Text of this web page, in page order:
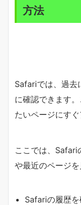
方法
Safariでは、過去
に確認できます
たいページにすぐ
ここでは、Safari
や最近のページを
Safariの履歴